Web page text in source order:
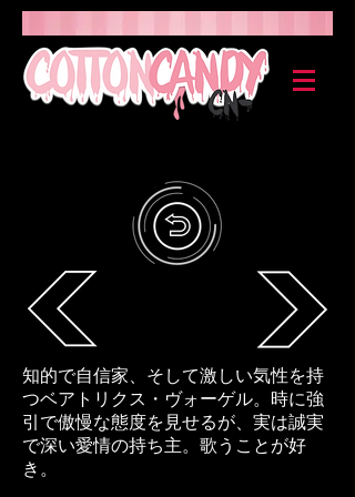
知的で自信家、そして激しい気性を持
つベアトリクス・ヴォーゲル。時に強
引で傲慢な態度を見せるが、実は誠実
で深い愛情の持ち主。歌うことが好
き。